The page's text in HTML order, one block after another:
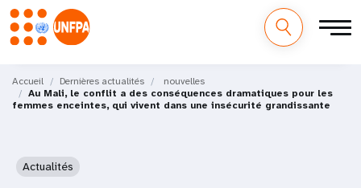
au
contenu
principal
M
a
Accueil Dernières actualités
nouvelles
Au Mali, le conflit a des conséquences dramatiques pour les
femmes enceintes, qui vivent dans une insécurité grandissante
Actualités